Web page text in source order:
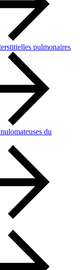
pulmonaires
du